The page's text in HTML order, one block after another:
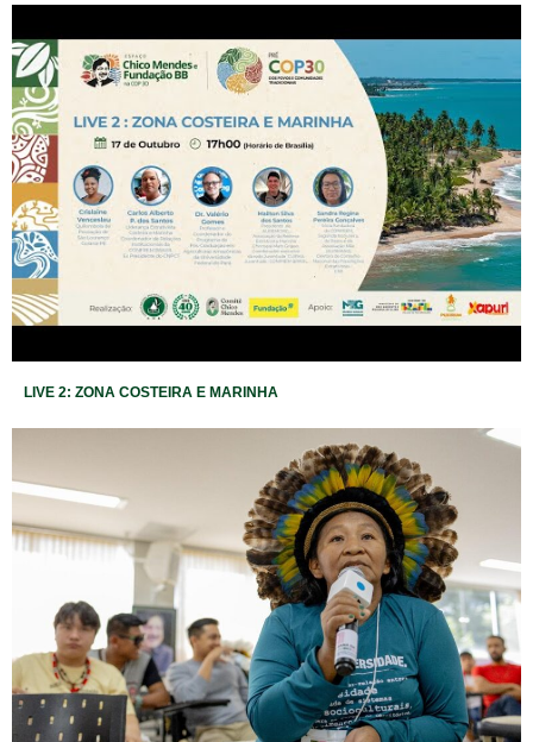
LIVE 2: ZONA COSTEIRA E MARINHA